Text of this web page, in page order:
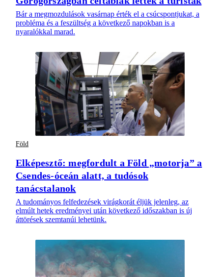
Bár a megmozdulások vasárnap érték el a csúcspontjukat, a
probléma és a feszültség a következő napokban is a
nyaralókkal marad.
Föld
Elképesztő: megfordult a Föld „motorja” a
Csendes-óceán alatt, a tudósok
tanácstalanok
A tudományos felfedezések virágkorát éljük jelenleg, az
elmúlt hetek eredményei után következő időszakban is új
áttörések szemtanúi lehetünk.